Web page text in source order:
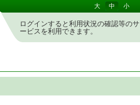
大 中 小
ログインすると利用状況の確認等のサ
ービスを利用できます。